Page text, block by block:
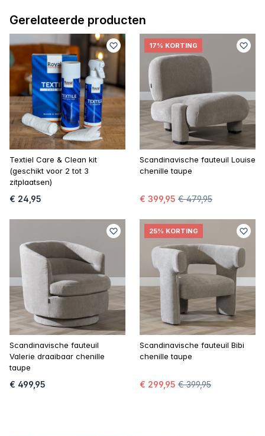
Gerelateerde producten
Textiel Care & Clean kit
(geschikt voor 2 tot 3
zitplaatsen)
€ 24,95
17% KORTING
Scandinavische fauteuil Louise
chenille taupe
€ 399,95 € 479,95
Scandinavische fauteuil
Valerie draaibaar chenille
taupe
€ 499,95
25% KORTING
Scandinavische fauteuil Bibi
chenille taupe
€ 299,95 € 399,95